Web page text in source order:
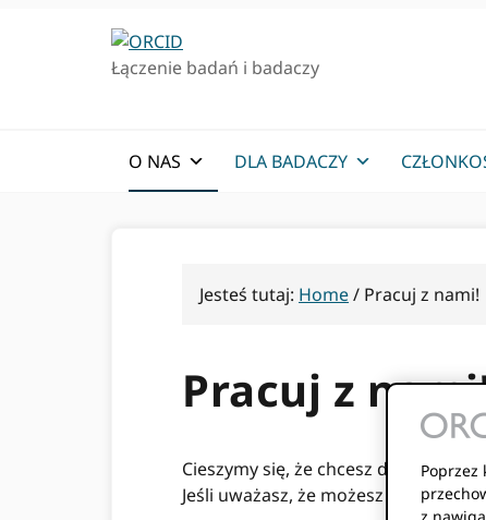
Łączenie badań i badaczy
O NAS DLA BADACZY
Jesteś tutaj: Home/ Pracuj z nami!
Pracuj z
Cieszymy się, że chcesz dowiedzieć
Jeśli uważasz, że możesz dobrze
Poprzez